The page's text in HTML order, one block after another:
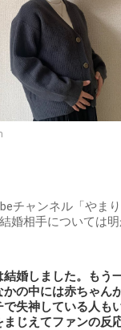
チャンネル「やま
婚相手については
結婚しました。もう
かの中には赤ちゃん
で失神している人も
じえてファンの反